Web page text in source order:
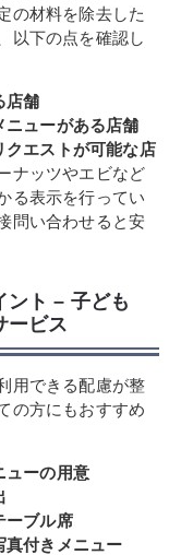
の材料を除去した
以下の点を確認し
店舗
ニューがある店舗
クエストが可能な店
ナッツやエビなど
る表示を行ってい
問い合わせると安
ント – 子ども
ービス
用できる配慮が整
の方にもおすすめ
ューの用意
ーブル席
真付きメニュー